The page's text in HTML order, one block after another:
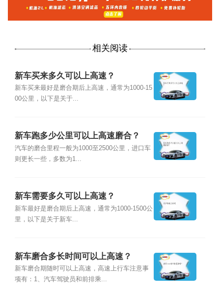
相关阅读
新车买来多久可以上高速？
新车买来最好是磨合期后上高速，通常为1000-15
00公里，以下是关于...
新车跑多少公里可以上高速磨合？
汽车的磨合里程一般为1000至2500公里，进口车
则更长一些，多数为1...
新车需要多久可以上高速？
新车最好是磨合期后上高速，通常为1000-1500公
里，以下是关于新车...
新车磨合多长时间可以上高速？
新车磨合期随时可以上高速，高速上行车注意事
项有：1、汽车驾驶员和前排乘...